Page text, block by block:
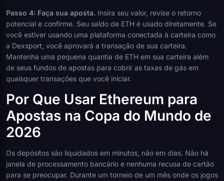
Passo 4: Faça sua aposta. Insira seu valor, revise o retorno
potencial e confirme. Seu saldo de ETH é usado diretamente. Se
você estiver usando uma plataforma conectada à carteira como
a Dexsport, você aprovará a transação de sua carteira.
Mantenha uma pequena quantia de ETH em sua carteira além
de seus fundos de apostas para cobrir as taxas de gás em
quaisquer transações que você iniciar.
Por Que Usar Ethereum para
Apostas na Copa do Mundo de
2026
Os depósitos são liquidados em minutos, não em dias. Não há
janela de processamento bancário e nenhuma recusa de cartão
para se preocupar. Durante um torneio de um mês onde os jogos